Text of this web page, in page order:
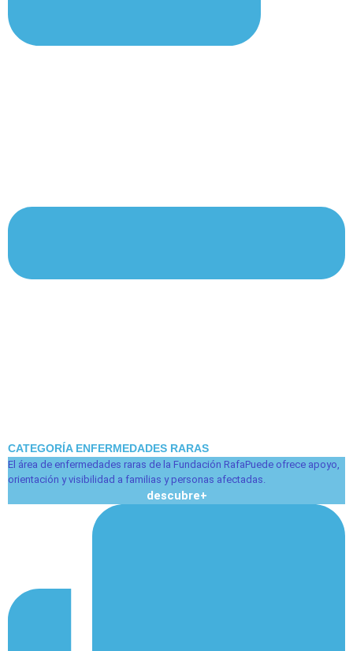
CATEGORÍA ENFERMEDADES RARAS
El área de enfermedades raras de la Fundación RafaPuede ofrece apoyo,
orientación y visibilidad a familias y personas afectadas.
descubre+